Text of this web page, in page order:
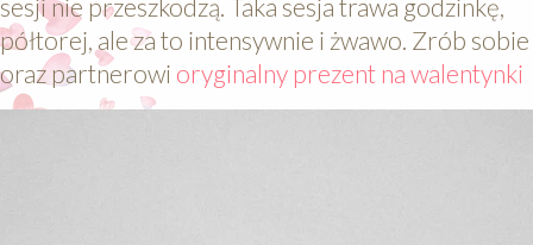
sesji nie przeszkodzą. Taka sesja trawa godzinkę,
półtorej, ale za to intensywnie i żwawo. Zrób sobie
oraz partnerowi oryginalny prezent na walentynki